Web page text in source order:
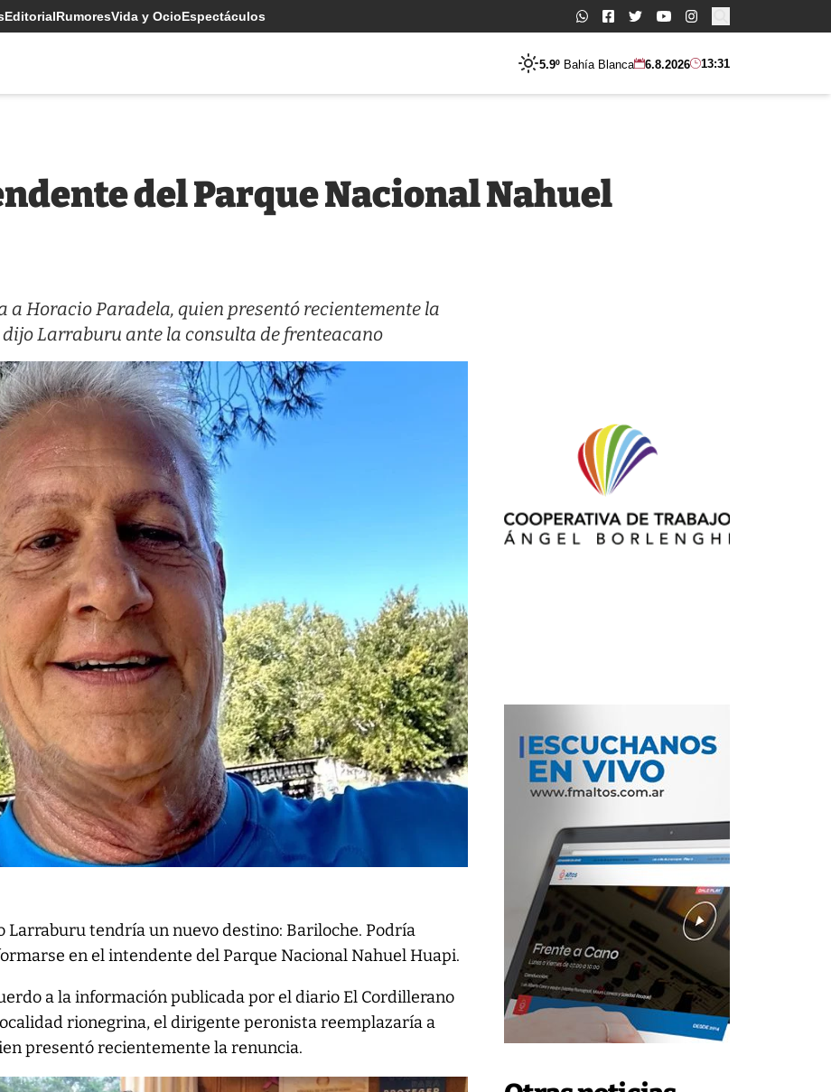
EditorialRumoresVida y OcioEspectáculos Buscar:
5.9º Bahía Blanca 6.8.2026 13:31
del Parque Nacional Nahuel
Horacio Paradela, quien presentó recientemente la
Larraburu ante la consulta de frenteacano
Larraburu tendría un nuevo destino: Bariloche. Podría
en el intendente del Parque Nacional Nahuel Huapi.
a la información publicada por el diario El Cordillerano
rionegrina, el dirigente peronista reemplazaría a
presentó recientemente la renuncia.